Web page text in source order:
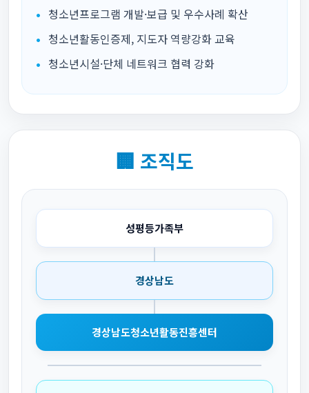
청소년프로그램 개발·보급 및 우수사례 확산
청소년활동인증제, 지도자 역량강화 교육
청소년시설·단체 네트워크 협력 강화
🏢 조직도
성평등가족부
경상남도
경상남도청소년활동진흥센터